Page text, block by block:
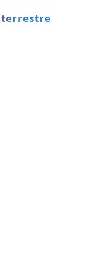
terrestre